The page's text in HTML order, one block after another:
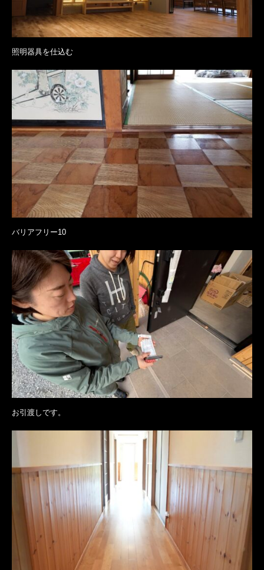
照明器具を仕込む
バリアフリー10
お引渡しです。